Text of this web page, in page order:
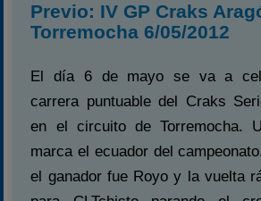
Previo: IV GP Craks
Torremocha 6/05/2012
El día 6 de mayo se va a
carrera puntuable del Craks
en el circuito de Torremocha.
marca el ecuador del
el ganador fue Royo y la vuelta